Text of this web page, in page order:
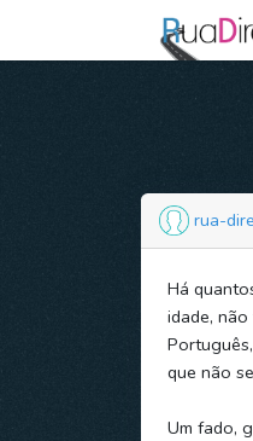
rua-
Há
idade,
que não
Um fado,